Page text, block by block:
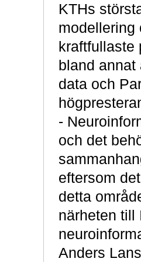
KTHs
modellering
kraftfullaste
bland
data och
-
och det
eftersom
detta
närheten till
Anders